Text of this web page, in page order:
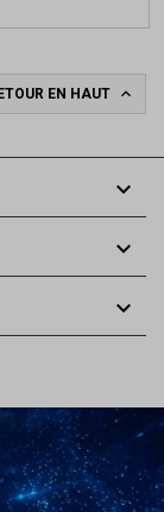
EN HAUT 


